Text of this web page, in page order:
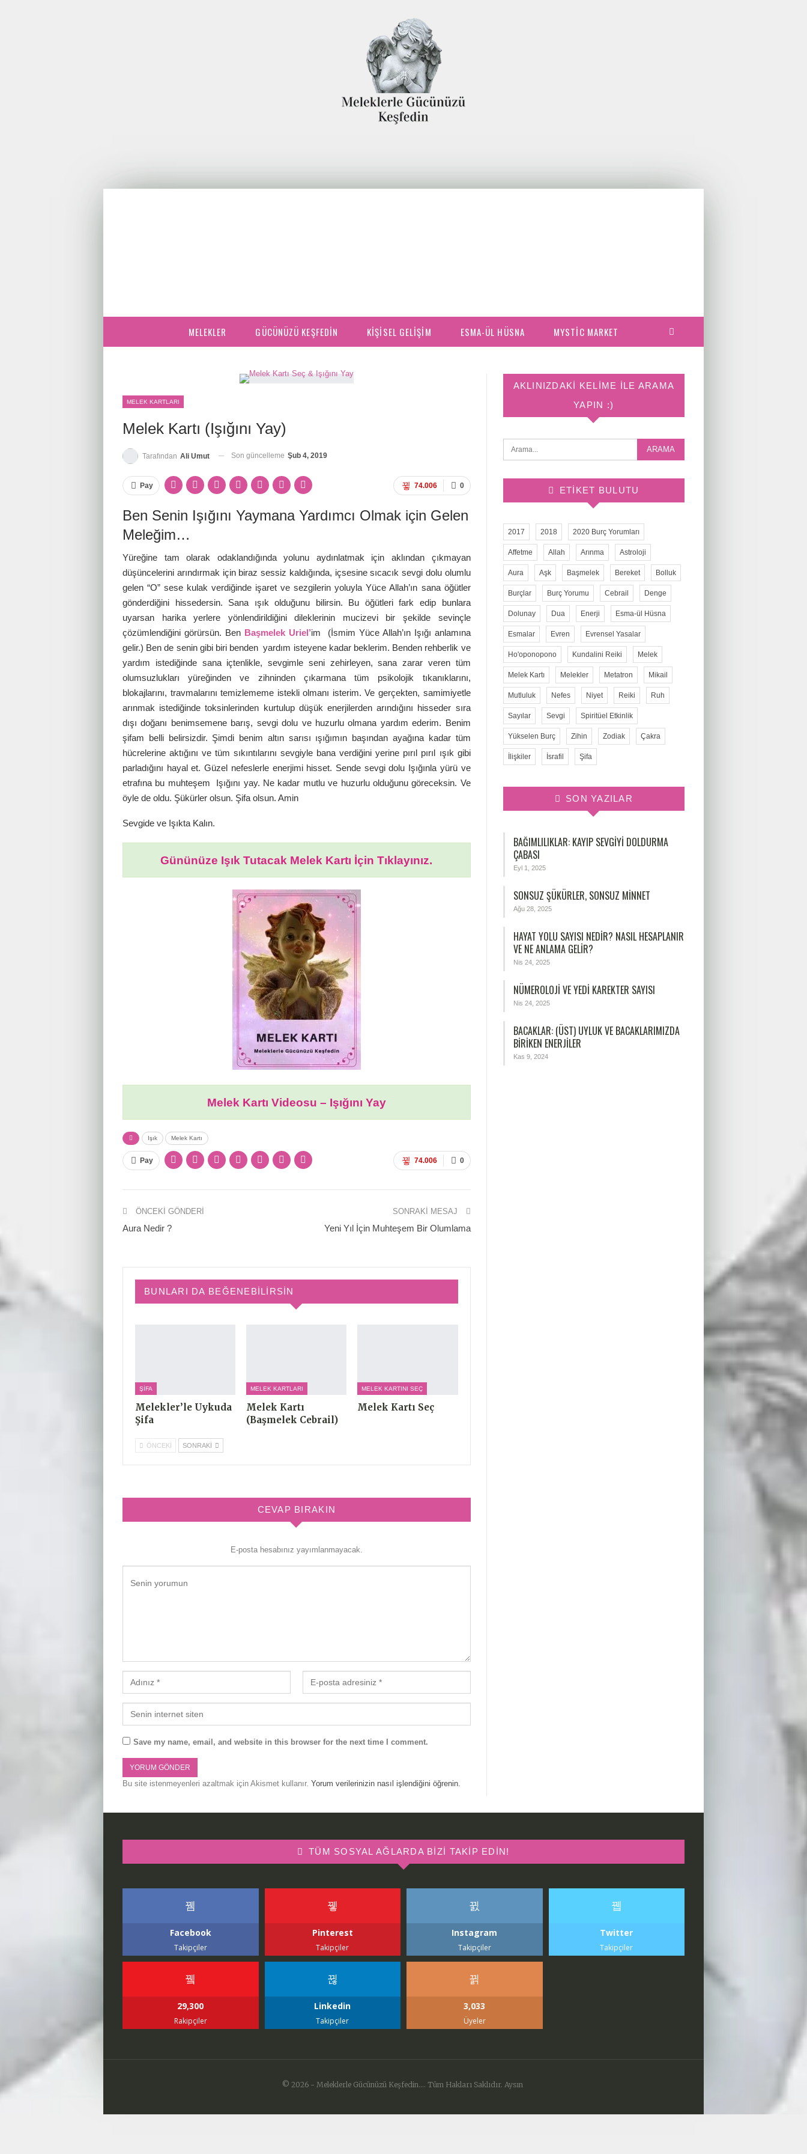
MELEKLER GÜCÜNÜZÜ KEŞFEDIN KIŞISEL GELIŞIM ESMA-ÜL HÜSNA MYSTIC MARKET
MELEK KARTLARI
Melek Kartı (Işığını Yay)
Tarafından Ali Umut Son güncelleme Şub 4, 2019
0
74.006
Pay
Ben Senin Işığını Yaymana Yardımcı Olmak için Gelen
Meleğim…
Yüreğine tam olarak odaklandığında yolunu aydınlatmak için aklından çıkmayan
düşüncelerini arındırmak için biraz sessiz kaldığında, içsesine sıcacık sevgi dolu olumlu
gelen “O” sese kulak verdiğinde işaret ve sezgilerin yoluyla Yüce Allah’ın sana öğütler
gönderdiğini hissedersin. Sana ışık olduğunu bilirsin. Bu öğütleri fark edip bunlara
uyarsan harika yerlere yönlendirildiğini dileklerinin mucizevi bir şekilde sevinçle
çözümlendiğini görürsün. BenBaşmelek Uriel’im (İsmim Yüce Allah’ın Işığı anlamına
gelir.) Ben de senin gibi biri benden yardım isteyene kadar beklerim. Benden rehberlik ve
yardım istediğinde sana içtenlikle, sevgimle seni zehirleyen, sana zarar veren tüm
olumsuzlukları yüreğinden ve zihninden çıkarmana tüm psikolojik tıkanıklarını,
blokajlarını, travmalarını temizlememe istekli olmanı isterim. Ve gerçekten, samimiyetle
arınmak istediğinde toksinlerinden kurtulup düşük enerjilerden arındığını hisseder sıra
dışı doğanı benimsemene barış, sevgi dolu ve huzurlu olmana yardım ederim. Benim
şifam belli belirsizdir. Şimdi benim altın sarısı ışığımın başından ayağına kadar tüm
hücrelerine aktığını ve tüm sıkıntılarını sevgiyle bana verdiğini yerine pırıl pırıl ışık gibi
parladığını hayal et. Güzel nefeslerle enerjimi hisset. Sende sevgi dolu Işığınla yürü ve
etrafına bu muhteşem Işığını yay. Ne kadar mutlu ve huzurlu olduğunu göreceksin. Ve
öyle de oldu. Şükürler olsun. Şifa olsun. Amin
Sevgide ve Işıkta Kalın.
Gününüze Işık Tutacak Melek Kartı İçin Tıklayınız.
Melek Kartı Videosu – Işığını Yay
Işık Melek Kartı
0
74.006
Pay
ÖNCEKI GÖNDERI
Aura Nedir ?
SONRAKI MESAJ
Yeni Yıl İçin Muhteşem Bir Olumlama
BUNLARI DA BEĞENEBILIRSIN
ŞIFA
Melekler’le Uykuda
Şifa
MELEK KARTLARI
Melek Kartı
(Başmelek Cebrail)
MELEK KARTINI SEÇ
Melek Kartı Seç
ÖNCEKI SONRAKI
CEVAP BIRAKIN
E-posta hesabınız yayımlanmayacak.
Save my name, email, and website in this browser for the next time I comment.
Bu site istenmeyenleri azaltmak için Akismet kullanır. Yorum verilerinizin nasıl işlendiğini öğrenin.
AKLINIZDAKI KELIME ILE ARAMA
YAPIN :)
ETIKET BULUTU
2017 2018 2020 Burç Yorumları
Affetme Allah Arınma Astroloji
Aura Aşk Başmelek Bereket Bolluk
Burçlar Burç Yorumu Cebrail Denge
Dolunay Dua Enerji Esma-ül Hüsna
Esmalar Evren Evrensel Yasalar
Ho'oponopono Kundalini Reiki Melek
Melek Kartı Melekler Metatron Mikail
Mutluluk Nefes Niyet Reiki Ruh
Sayılar Sevgi Spiritüel Etkinlik
Yükselen Burç Zihin Zodiak Çakra
İlişkiler İsrafil Şifa
SON YAZILAR
BAĞIMLILIKLAR: KAYIP SEVGIYI DOLDURMA
ÇABASI
Eyl 1, 2025
SONSUZ ŞÜKÜRLER, SONSUZ MINNET
Ağu 28, 2025
HAYAT YOLU SAYISI NEDIR? NASIL HESAPLANIR
VE NE ANLAMA GELIR?
Nis 24, 2025
NÜMEROLOJİ VE YEDİ KAREKTER SAYISI
Nis 24, 2025
BACAKLAR: (ÜST) UYLUK VE BACAKLARIMIZDA
BIRIKEN ENERJILER
Kas 9, 2024
TÜM SOSYAL AĞLARDA BIZI TAKIP EDIN!
Facebook
Takipçiler
Pinterest
Takipçiler
Instagram
Takipçiler
Twitter
Takipçiler
29,300
Rakipçiler
Linkedin
Takipçiler
3,033
Üyeler
© 2026 - Meleklerle Gücünüzü Keşfedin.... Tüm Hakları Saklıdır. Aysın